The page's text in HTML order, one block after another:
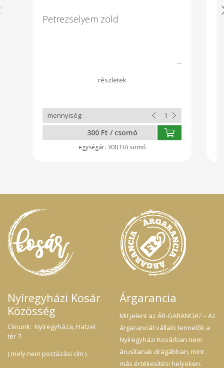
Petrezselyem zöld
300 Ft / csomó
300 Ft/csomó
Nyíregyházi Kosár
Közösség
Címünk: Nyíregyháza, Hatzel
tér 7.
( mely nem postázási cím )
Árgarancia
Mit jelent az ÁR-GARANCIA? – Az
árgaranciát vállaló termelők a
Nyíregyházi Kosárban nem
árusítanak drágábban, mint
más értékesítési helyeken.